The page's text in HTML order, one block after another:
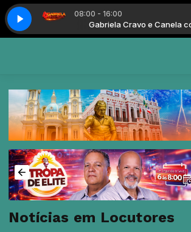
08:00 - 16:00
com Gabriela Gabriela Cravo e Canela
Notícias em Locutores